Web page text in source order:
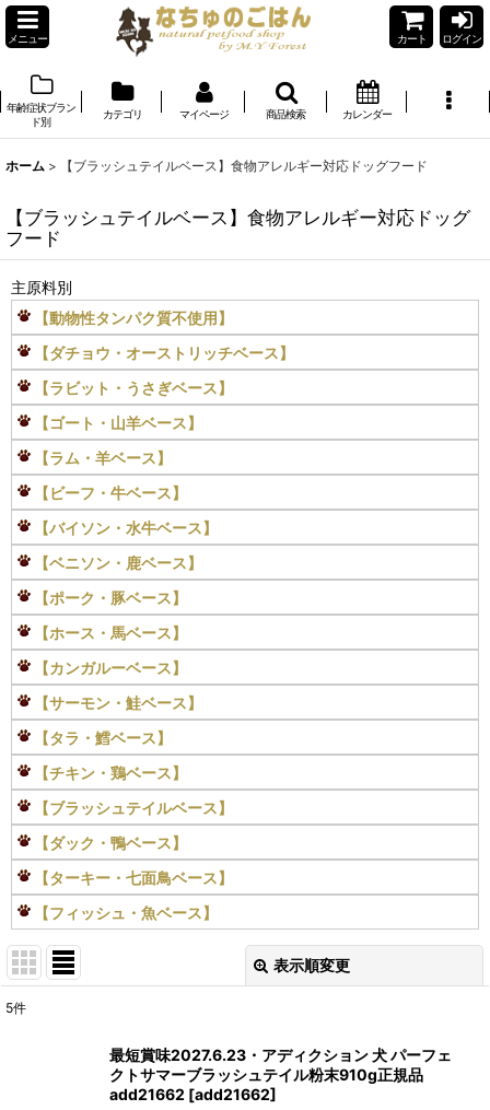
メニュー カート ログイン
年齢症状ブラン
ド別
カテゴリ マイページ 商品検索 カレンダー
ホーム > 【ブラッシュテイルベース】食物アレルギー対応ドッグフード
【ブラッシュテイルベース】食物アレルギー対応ドッグ
フード
主原料別
【動物性タンパク質不使用】
【ダチョウ・オーストリッチベース】
【ラビット・うさぎベース】
【ゴート・山羊ベース】
【ラム・羊ベース】
【ビーフ・牛ベース】
【バイソン・水牛ベース】
【ベニソン・鹿ベース】
【ポーク・豚ベース】
【ホース・馬ベース】
【カンガルーベース】
【サーモン・鮭ベース】
【タラ・鱈ベース】
【チキン・鶏ベース】
【ブラッシュテイルベース】
【ダック・鴨ベース】
【ターキー・七面鳥ベース】
【フィッシュ・魚ベース】
表示順変更
5件
最短賞味2027.6.23・アディクション 犬 パーフェ
クトサマーブラッシュテイル粉末910g正規品
add21662 [add21662]